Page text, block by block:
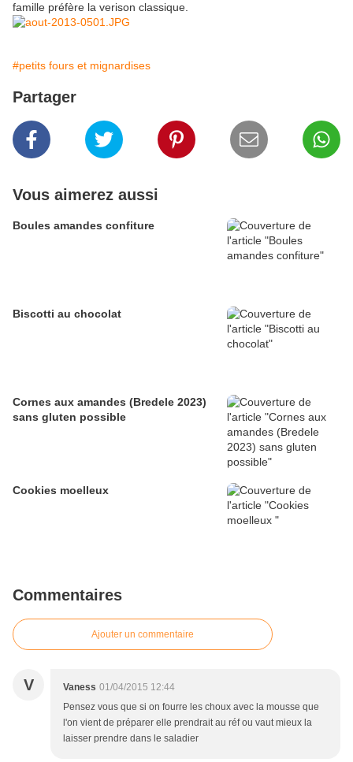
famille préfère la verison classique.
#petits fours et mignardises
Partager
Vous aimerez aussi
Boules amandes confiture
Biscotti au chocolat
Cornes aux amandes (Bredele 2023)
sans gluten possible
Cookies moelleux
Commentaires
Ajouter un commentaire
V Vaness 01/04/2015 12:44
Pensez vous que si on fourre les choux avec la mousse que
l'on vient de préparer elle prendrait au réf ou vaut mieux la
laisser prendre dans le saladier